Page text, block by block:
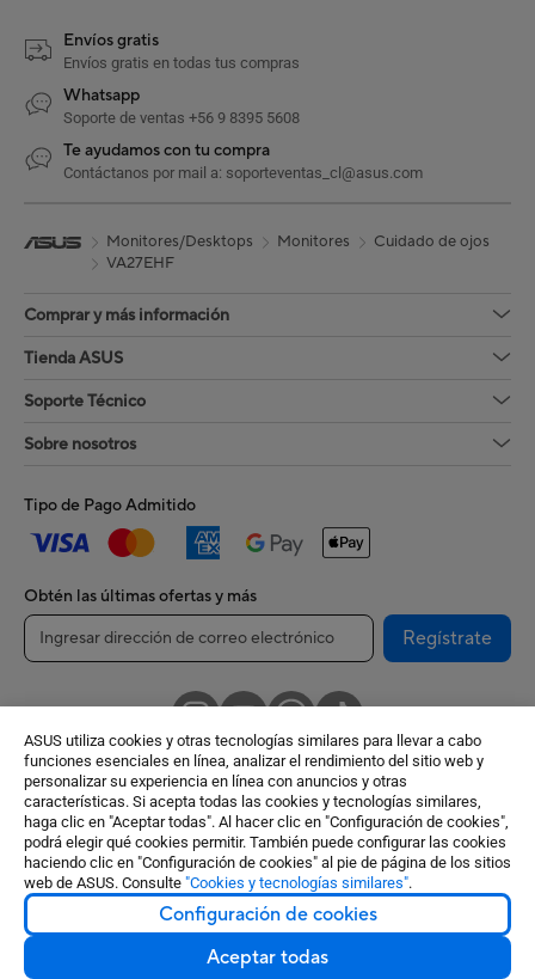
ASUS utiliza cookies y otras tecnologías similares para llevar a cabo
funciones esenciales en línea, analizar el rendimiento del sitio web y
personalizar su experiencia en línea con anuncios y otras
características. Si acepta todas las cookies y tecnologías similares,
haga clic en "Aceptar todas". Al hacer clic en "Configuración de cookies",
podrá elegir qué cookies permitir. También puede configurar las cookies
haciendo clic en "Configuración de cookies" al pie de página de los sitios
web de ASUS. Consulte "Cookies y tecnologías similares".
Configuración de cookies
Aceptar todas
Envíos gratis
Envíos gratis en todas tus compras
Whatsapp
Soporte de ventas +56 9 8395 5608
Te ayudamos con tu compra
Contáctanos por mail a: soporteventas_cl@asus.com
Monitores/Desktops Monitores
Cuidado de ojos
VA27EHF
Comprar y más información
Tienda ASUS
Soporte Técnico
Sobre nosotros
Tipo de Pago Admitido
Obtén las últimas ofertas y más
Regístrate
Chile / Español
©ASUSTeK Computer Inc. Todos los derechos reservados.
Condiciones de uso
Política de privacidad
Configuración de cookies